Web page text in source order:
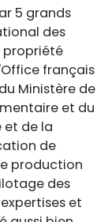
5 grands
des
propriété
français
Ministère de
et du
et de la
de
production
des
et